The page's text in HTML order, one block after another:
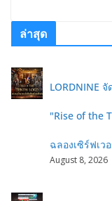
ล่าสุด
LORDNINE
"Rise of the
ฉลองเซิร์ฟเว
August 8, 2026